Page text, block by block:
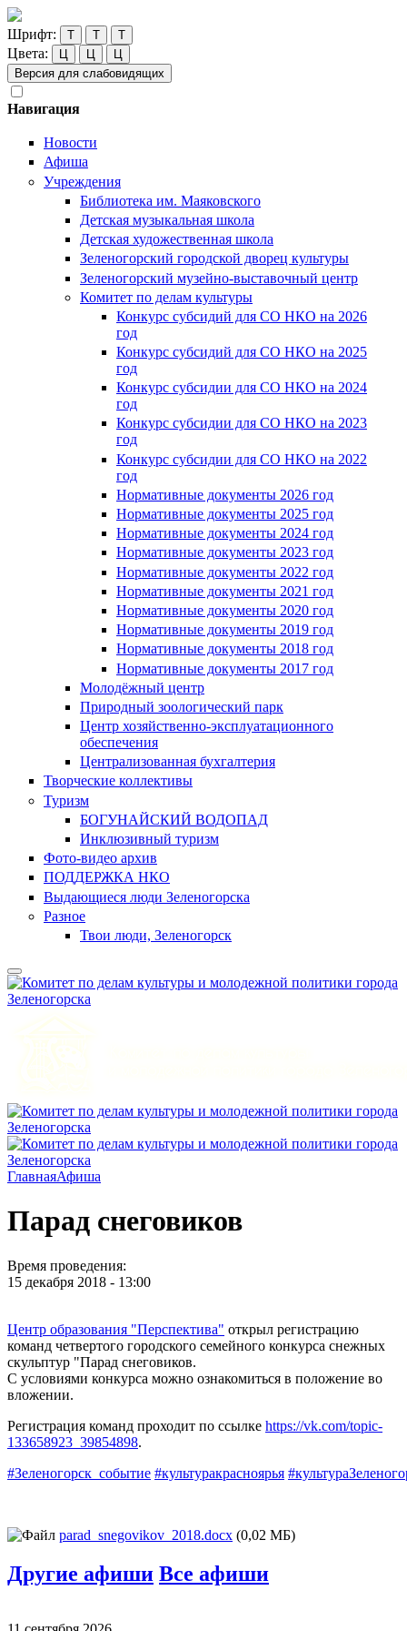
Шрифт: Т Т Т
Цвета: Ц Ц
Ц
Версия для слабовидящих
Навигация
Новости
Афиша
Учреждения
Библиотека им. Маяковского
Детская музыкальная школа
Детская художественная школа
Зеленогорский городской дворец культуры
Зеленогорский музейно-выставочный центр
Комитет по делам культуры
Конкурс субсидий для СО НКО на 2026
год
Конкурс субсидий для СО НКО на 2025
год
Конкурс субсидии для СО НКО на 2024
год
Конкурс субсидии для СО НКО на 2023
год
Конкурс субсидии для СО НКО на 2022
год
Нормативные документы 2026 год
Нормативные документы 2025 год
Нормативные документы 2024 год
Нормативные документы 2023 год
Нормативные документы 2022 год
Нормативные документы 2021 год
Нормативные документы 2020 год
Нормативные документы 2019 год
Нормативные документы 2018 год
Нормативные документы 2017 год
Молодёжный центр
Природный зоологический парк
Центр хозяйственно-эксплуатационного
обеспечения
Централизованная бухгалтерия
Творческие коллективы
Туризм
БОГУНАЙСКИЙ ВОДОПАД
Инклюзивный туризм
Фото-видео архив
ПОДДЕРЖКА НКО
Выдающиеся люди Зеленогорска
Разное
Твои люди, Зеленогорск
ГлавнаяАфиша
Парад снеговиков
Время проведения:
15 декабря 2018 - 13:00
Центр образования "Перспектива" открыл регистрацию
команд четвертого городского семейного конкурса снежных
скульптур "Парад снеговиков.
С условиями конкурса можно ознакомиться в положение во
вложении.
Регистрация команд проходит по ссылке https://vk.com/topic-
133658923_39854898.
#Зеленогорск_событие #культуракрасноярья
parad_snegovikov_2018.docx (0,02 МБ)
Другие афиши Все афиши